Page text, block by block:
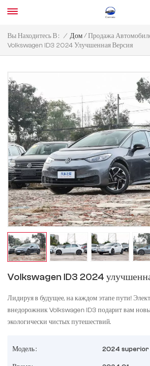
Вы Находитесь В : / Дом/Продажа
Volkswagen ID3 2024 Улучшенная Версия
Volkswagen ID3 2024
Лидируя в будущее, на каждом этапе пути!
внедорожник Volkswagen ID3 подарит вам
экологически чистых путешествий.
Модель : 2024